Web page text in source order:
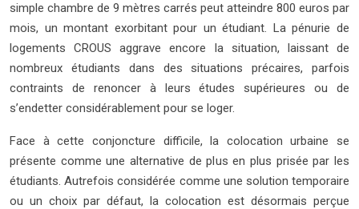
simple chambre de 9 mètres carrés peut atteindre 800 euros par
mois, un montant exorbitant pour un étudiant. La pénurie de
logements CROUS aggrave encore la situation, laissant de
nombreux étudiants dans des situations précaires, parfois
contraints de renoncer à leurs études supérieures ou de
s’endetter considérablement pour se loger.
Face à cette conjoncture difficile, la colocation urbaine se
présente comme une alternative de plus en plus prisée par les
étudiants. Autrefois considérée comme une solution temporaire
ou un choix par défaut, la colocation est désormais perçue